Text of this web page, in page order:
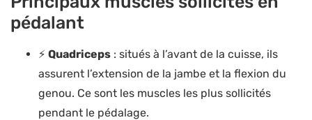
pédalant
⚡ Quadriceps : situés à l’avant de la cuisse, ils
assurent l’extension de la jambe et la flexion du
genou. Ce sont les muscles les plus sollicités
pendant le pédalage.